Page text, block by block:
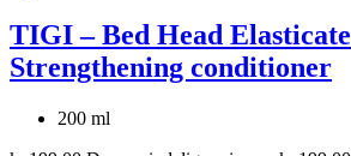
TIGI – Bed Head Elasticate
Strengthening conditioner
200 ml